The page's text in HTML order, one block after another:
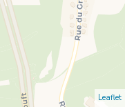
Leaflet